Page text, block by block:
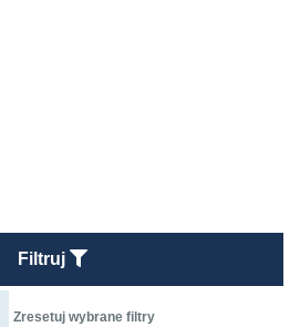
Filtruj
Zresetuj wybrane filtry